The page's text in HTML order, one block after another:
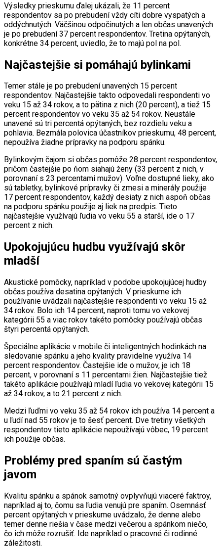
Výsledky prieskumu ďalej ukázali, že 11 percent
respondentov sa po prebudení vždy cíti dobre vyspatých a
oddýchnutých. Väčšinou odpočinutých a len občas unavených
je po prebudení 37 percent respondentov. Tretina opýtaných,
konkrétne 34 percent, uviedlo, že to majú pol na pol.
Najčastejšie si pomáhajú bylinkami
Temer stále je po prebudení unavených 15 percent
respondentov. Najčastejšie takto odpovedali respondenti vo
veku 15 až 34 rokov, a to pätina z nich (20 percent), a tiež 15
percent respondentov vo veku 35 až 54 rokov. Neustále
unavené sú tri percentá opýtaných, bez rozdielu veku a
pohlavia. Bezmála polovica účastníkov prieskumu, 48 percent,
nepoužíva žiadne prípravky na podporu spánku.
Bylinkovým čajom si občas pomôže 28 percent respondentov,
pričom častejšie po ňom siahajú ženy (33 percent z nich, v
porovnaní s 23 percentami mužov). Voľne dostupné lieky, ako
sú tabletky, bylinkové prípravky či zmesi a minerály použije
17 percent respondentov, každý desiaty z nich aspoň občas
na podporu spánku použije aj liek na predpis. Tieto
najčastejšie využívajú ľudia vo veku 55 a starší, ide o 17
percent z nich.
Upokojujúcu hudbu využívajú skôr
mladší
Akustické pomôcky, napríklad v podobe upokojujúcej hudby
občas používa desatina opýtaných. V prieskume ich
používanie uvádzali najčastejšie respondenti vo veku 15 až
34 rokov. Bolo ich 14 percent, naproti tomu vo vekovej
kategórii 55 a viac rokov takéto pomôcky používajú občas
štyri percentá opýtaných.
Špeciálne aplikácie v mobile či inteligentných hodinkách na
sledovanie spánku a jeho kvality pravidelne využíva 14
percent respondentov. Častejšie ide o mužov, je ich 18
percent, v porovnaní s 11 percentami žien. Najčastejšie tiež
takéto aplikácie používajú mladí ľudia vo vekovej kategórii 15
až 34 rokov, a to 21 percent z nich.
Medzi ľuďmi vo veku 35 až 54 rokov ich používa 14 percent a
u ľudí nad 55 rokov je to šesť percent. Dve tretiny všetkých
respondentov tieto aplikácie nepoužívajú vôbec, 19 percent
ich použije občas.
Problémy pred spaním sú častým
javom
Kvalitu spánku a spánok samotný ovplyvňujú viaceré faktroy,
napríklad aj to, čomu sa ľudia venujú pre spaním. Osemnásť
percent opýtaných v prieskume uvádzalo, že denne alebo
temer denne riešia v čase medzi večerou a spánkom niečo,
čo ich môže rozrušiť. Ide napríklad o pracovné či rodinné
záležitosti.